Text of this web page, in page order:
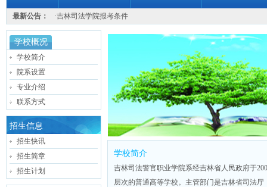
最新公告： ·吉林司法学院报考条件
学校概况
学校简介
院系设置
专业介绍
联系方式
招生信息
招生快讯
招生简章
招生计划
学校简介
吉林司法警官职业学院系经吉林省人民政府于
层次的普通高等学校。主管部门是吉林省司法